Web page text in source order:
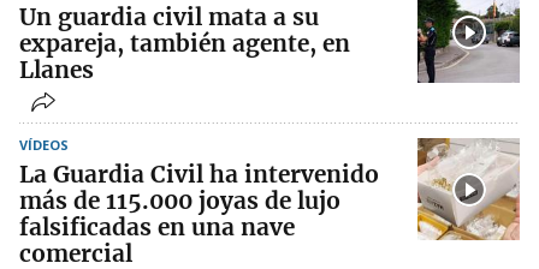
Un guardia civil mata a su
expareja, también agente, en
Llanes
VÍDEOS
La Guardia Civil ha intervenido
más de 115.000 joyas de lujo
falsificadas en una nave
comercial